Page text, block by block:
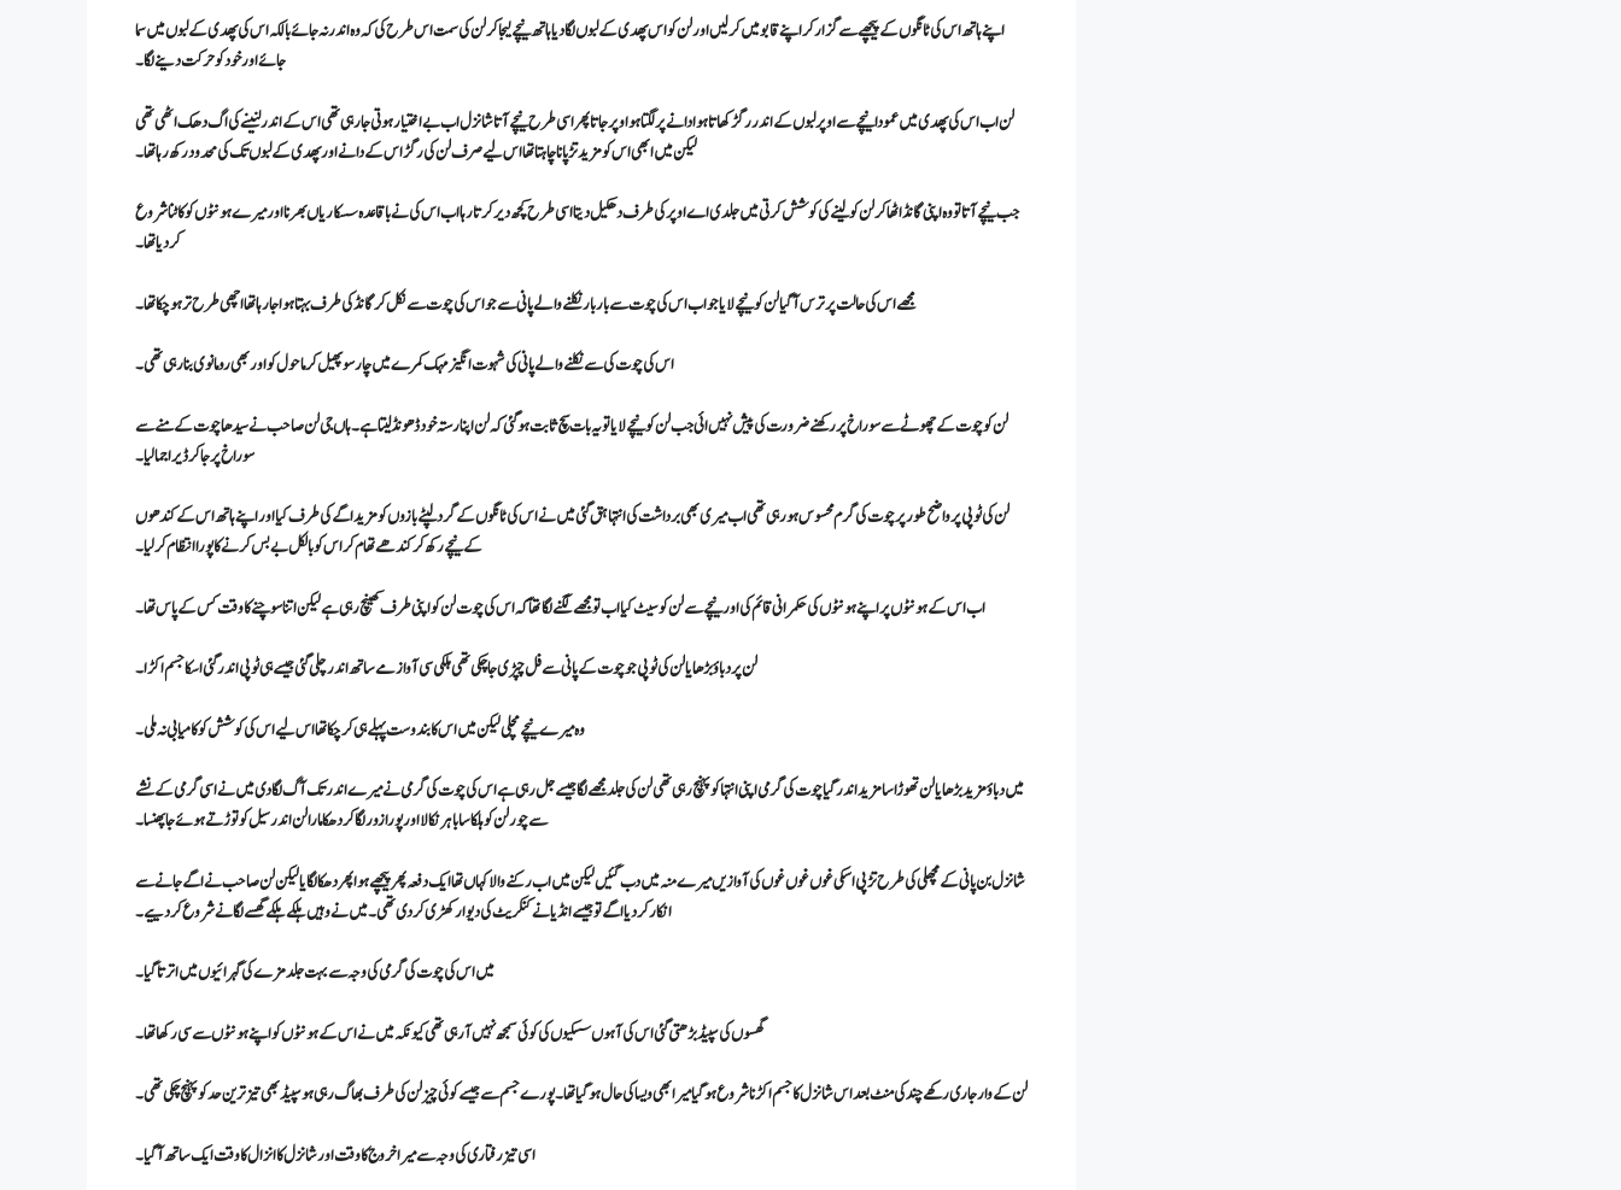
اپنے ہاتھ اس کی ٹانگوں کے پیچھے سے گزار کر اپنے قابو میں کر لیں اور لن کو اس پھدی کے لبوں لگا دیا ہاتھ نیچے لیجاکر لن کی سمت اس طرح کی کہ وہ اندر نہ جائے بالکہ اس کی پھدی کے لبوں میں سما
جائے اور خود کو حرکت دینے لگا۔
لن اب اس کی پھدی میں عمودا نیچے سے اوپر لبوں کے اندر رگڑ کھاتا ہوا دانے پر لگتا ہو اوپر جاتا پھر اسی طرح نیچے آتا شانزل اب بے اختیار ہوتی جا رہی تھی اس کے اندر لنینےکی اگ دھک اٹھی تھی
لیکن میں ابھی اس کو مزید تڑپا نا چاہتا تھا اس لیے صرف لن کی رگڑ اس کے دانے اور پھدی کے لبوں تک کی محدود رکھ رہاتھا ۔
جب نیچے آتا تو وہ اپنی گانڈ اٹھا کر لن کو لینے کی کوشش کرتی میں جلدی اے اوپر کی طرف دھکیل دیتا اسی طرح کچھ دیر کرتا رہا اب اس کی نے باقاعدہ سسکاریاں بھرنا اور میرے ہونٹوں کو کاٹنا شروع
کر دیا تھا۔
مجھے اس کی حالت پر ترس آگیا لن کو نیچے لایا جو اب اس کی چوت سے بار بار نکلنے والے پانی سے جو اس کی چوت سے نکل کر گانڈ کی طرف بہتا ہوا جا رہا تھا اچھی طرح تر ہو چکا تھا۔
اس کی چوت کی سے نکلنے والے پانی کی شہوت انگیز مہک کمرے میں چار سو پھیل کر ماحول کو اور بھی رومانوی بنا رہی تھی۔
لن کو چوت کے چھوٹے سے سوراخ پر رکھنے ضرورت کی پیش نہیں ائی جب لن کو نیچے لایا تو یہ بات سچ ثابت ہو گئی کہ لن اپنا رستہ خود ڈھونڈ لیتا ہے۔ ہاں جی لن صاحب نے سیدھا چوت کے منے سے
سوراخ پر جا کر ڈیرا جما لیا۔
لن کی ٹوپی پر واضح طور پر چوت کی گرم محسوس ہو رہی تھی اب میری بھی برداشت کی انتہا ہق گئی میں نے اس کی ٹانگوں کے گرد لپٹے بازوں کو مزید اگے کی طرف کیا اور اپنے ہاتھ اس کے کندھوں
کے نیچے رکھ کر کندھے تھام کر اس کو بالکل بے بس کرنے کا پورا انتظام کر لیا۔
اب اس کے ہونٹوں پر اپنے ہونٹوں کی حکمرانی قائم کی اور نیچے سے لن کو سیٹ کیا اب تو مجھے لگنے لگا تھآ کہ اس کی چوت لن کو اپنی طرف کھینچ رہی ہے لیکن اتنا سوچنے کا وقت کس کے پاس تھا۔
لن پر دباؤ بڑھایا لن کی ٹوپی جو چوت کے پانی سے فل چپڑی جا چکی تھی ہلکی سی آواز مے ساتھ اندر چلی گئی جیسے ہی ٹوپی اندر گئی اسکا جسم اکڑا۔
وہ میرے نیچے مچلی لیکن میں اس کا بندوست پہلے ہی کر چکا تھا اس لیے اس کی کوشش کو کامیابی نہ ملی۔
میں دباؤ مزید بڑھایا لن تھوڑا سا مزید اندر گیا چوت کی گرمی اپنی انتہا کو پہنچ رہی تھی لن کی جلد مجھے لگا جیسے جل رہی ہے اس کی چوت کی گرمی نے میرے اندر تک آگ لگا دی میں نے اسی گرمی کے نشے
سے چور لن کو ہلکا سا باہر نکالا اور پورا زور لگا کر دھکا مارا لن اندر سیل کو توڑتے ہوئے جا پھنسا ۔
شانزل بن پانی کے مچھلی کی طرح تڑپی اسکی غوں غوں غوں کی آوازیں میرے منہ میں دب گئیں لیکن میں اب رکنے والا کہاں تھا ایک دفعہ پھر پیچھے ہوا پھر دھکا لگایا لیکن لن صاحب نے اگے جا نے سے
انکار کر دیا اگے تو جیسے انڈیا نے کنکریٹ کی دیوار کھڑی کر دی تھی ۔ میں نے وہیں ہلکے ہلکے گھسے لگانے شروع کر دییے۔
میں اس کی چوت کی گرمی کی وجہ سے بہت جلد مزے کی گہرائیوں میں اترتا گیا۔
گھسوں کی سپیڈ بڑھتی گئی اس کی آہوں سسکیوں کی کوئی سمجھ نہیں آ رہی تھی کیونکہ میں نے اس کے ہونٹوں کو اپنے ہونٹوں سے سی رکھا تھا۔
لن کے وار جاری رکھے چند کی منٹ بعد اس شانزل کا جسم اکڑنا شروع ہوگیا میرا بھی ویسا کی حال ہو گیا تھا۔ پورے جسم سے جیسے کوئی چیز لن کی طرف بھاگ رہی ہو سپیڈ بھی تیز ترین حد کو پہنچ چکی تھی۔
اسی تیز رفتاری کی وجہ سے میرا خروج کا وقت اور شانزل کا انزال کا وقت ایک ساتھ آگیا ۔